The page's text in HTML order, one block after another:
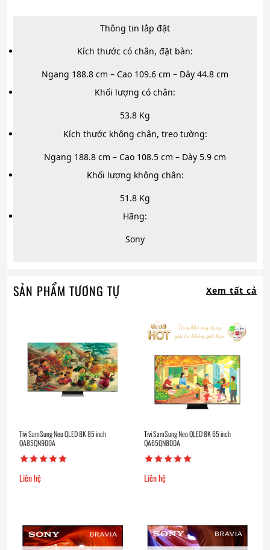
Thông tin lắp đặt
Kích thước có chân, đặt bàn:
Ngang 188.8 cm – Cao 109.6 cm – Dày 44.8 cm
Khối lượng có chân:
53.8 Kg
Kích thước không chân, treo tường:
Ngang 188.8 cm – Cao 108.5 cm – Dày 5.9 cm
Khối lượng không chân:
51.8 Kg
Hãng:
Sony
SẢN PHẨM TƯƠNG TỰ Xem tất cả
Tivi SamSung Neo QLED 8K 85 inch
QA85QN900A
Liên hệ
Tivi SamSung Neo QLED 8K 65 inch
QA65QN800A
Liên hệ